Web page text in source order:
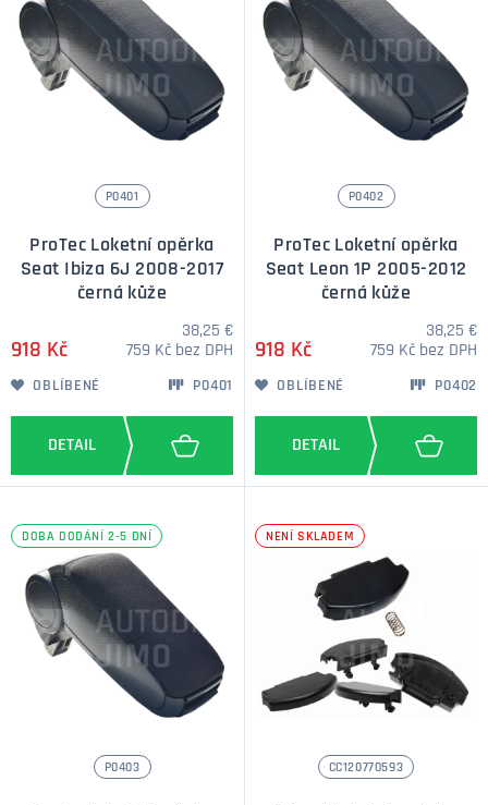
P0401
ProTec Loketní opěrka
Seat Ibiza 6J 2008-2017
černá kůže
918 Kč
38,25 €
759 Kč bez DPH
OBLÍBENÉ P0401
P0402
ProTec Loketní opěrka
Seat Leon 1P 2005-2012
černá kůže
918 Kč
38,25 €
759 Kč bez DPH
OBLÍBENÉ P0402
DOBA DODÁNÍ 2-5 DNÍ
P0403
NENÍ SKLADEM
CC120770593